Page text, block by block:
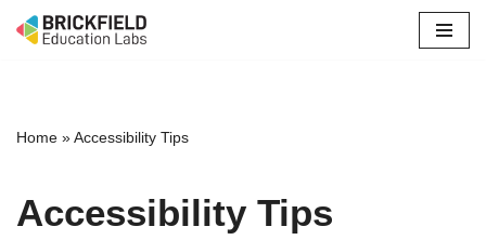
Home »Accessibility Tips
Accessibility Tips